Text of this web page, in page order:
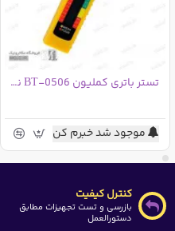
تستر باتری کملیون BT-0506 نمایشگر دیجیتال
موجود شد خبرم کن
کنترل کیفیت
بازرسی و تست تجهیزات مطابق
دستورالعمل